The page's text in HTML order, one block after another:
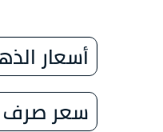
أسعار
سعر صرف